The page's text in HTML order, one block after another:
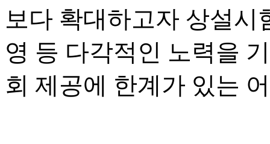
보다 확대하고자 상설시
영 등 다각적인 노력을
회 제공에 한계가 있는